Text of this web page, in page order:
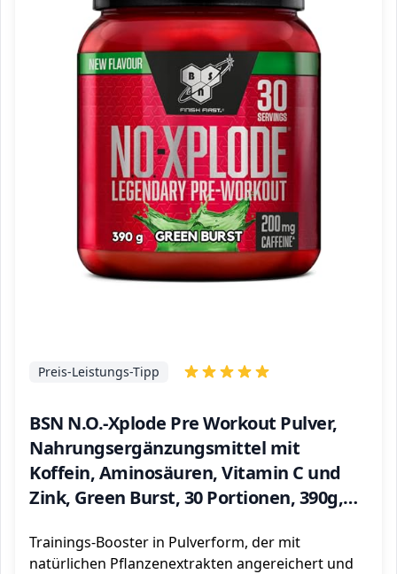
BSN N.O.-Xplode Pre Workout Pulver,
Nahrungsergänzungsmittel mit
Koffein, Aminosäuren, Vitamin C und
Zink, Green Burst, 30 Portionen, 390g,
Preis-Leistungs-Tipp
Trainings-Booster in Pulverform, der mit
natürlichen Pflanzenextrakten angereichert und